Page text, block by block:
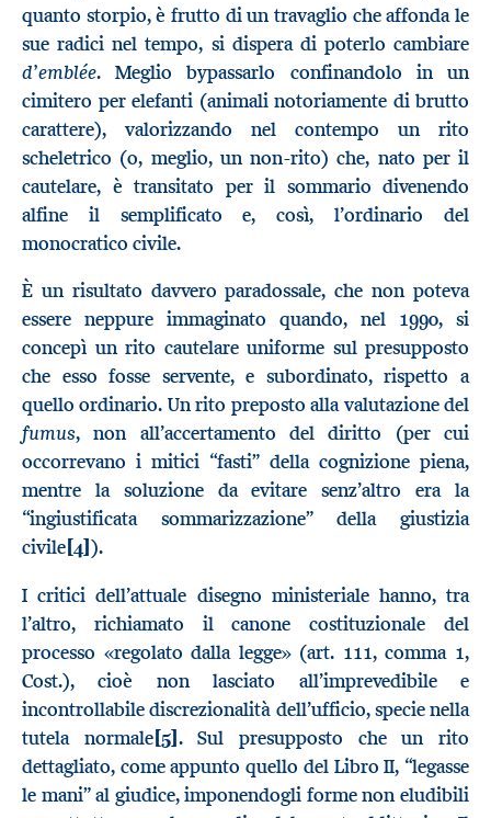
quanto storpio, è frutto di un travaglio che affonda le
sue radici nel tempo, si dispera di poterlo cambiare
d’emblée. Meglio bypassarlo confinandolo in un
cimitero per elefanti (animali notoriamente di brutto
carattere), valorizzando nel contempo un rito
scheletrico (o, meglio, un non-rito) che, nato per il
cautelare, è transitato per il sommario divenendo
alfine il semplificato e, così, l’ordinario del
monocratico civile.
È un risultato davvero paradossale, che non poteva
essere neppure immaginato quando, nel 1990, si
concepì un rito cautelare uniforme sul presupposto
che esso fosse servente, e subordinato, rispetto a
quello ordinario. Un rito preposto alla valutazione del
fumus, non all’accertamento del diritto (per cui
occorrevano i mitici “fasti” della cognizione piena,
mentre la soluzione da evitare senz’altro era la
“ingiustificata sommarizzazione” della giustizia
civile[4]).
I critici dell’attuale disegno ministeriale hanno, tra
l’altro, richiamato il canone costituzionale del
processo «regolato dalla legge» (art. 111, comma 1,
Cost.), cioè non lasciato all’imprevedibile e
incontrollabile discrezionalità dell’ufficio, specie nella
tutela normale[5]. Sul presupposto che un rito
dettagliato, come appunto quello del Libro II, “legasse
le mani” al giudice, imponendogli forme non eludibili